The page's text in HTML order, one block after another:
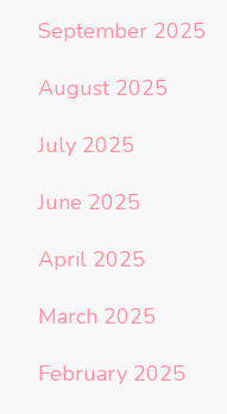
September 2025
August 2025
July 2025
June 2025
April 2025
March 2025
February 2025